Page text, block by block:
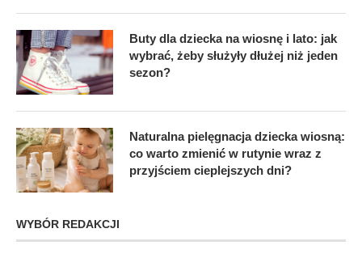
Buty dla dziecka na wiosnę i lato: jak
wybrać, żeby służyły dłużej niż jeden
sezon?
Naturalna pielęgnacja dziecka wiosną:
co warto zmienić w rutynie wraz z
przyjściem cieplejszych dni?
WYBÓR REDAKCJI